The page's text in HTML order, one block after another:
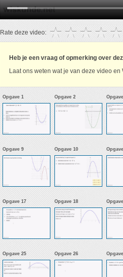
Rate deze video:
Heb je een vraag of opmerking over
Laat ons weten wat je van deze video
Opgave 1 Opgave 2
Opgave 9 Opgave 10
Opgave 17 Opgave 18
Opgave 25 Opgave 26